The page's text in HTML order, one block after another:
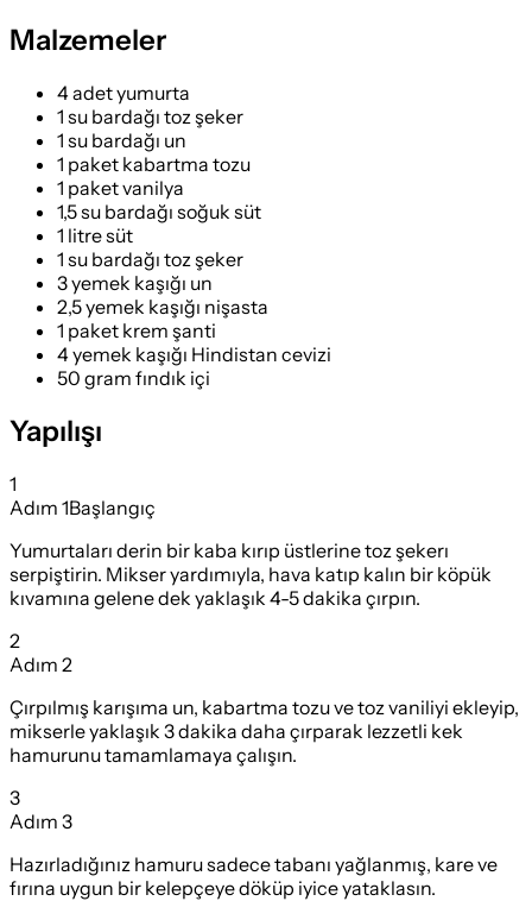
Malzemeler
4 adet yumurta
1 su bardağı toz şeker
1 su bardağı un
1 paket kabartma tozu
1 paket vanilya
1,5 su bardağı soğuk süt
1 litre süt
1 su bardağı toz şeker
3 yemek kaşığı un
2,5 yemek kaşığı nişasta
1 paket krem şanti
4 yemek kaşığı Hindistan cevizi
50 gram fındık içi
Yapılışı
1
Adım 1Başlangıç
Yumurtaları derin bir kaba kırıp üstlerine toz şekerı
serpiştirin. Mikser yardımıyla, hava katıp kalın bir köpük
kıvamına gelene dek yaklaşık 4-5 dakika çırpın.
2
Adım 2
Çırpılmış karışıma un, kabartma tozu ve toz vaniliyi ekleyip,
mikserle yaklaşık 3 dakika daha çırparak lezzetli kek
hamurunu tamamlamaya çalışın.
3
Adım 3
Hazırladığınız hamuru sadece tabanı yağlanmış, kare ve
fırına uygun bir kelepçeye döküp iyice yataklasın.